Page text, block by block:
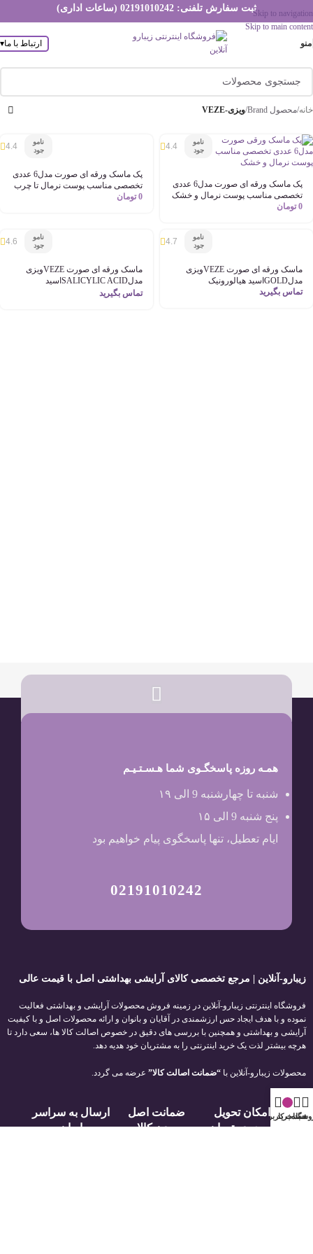
Skip to navigation
Skip to main content
ثبت سفارش تلفنی: 02191010242 (ساعات اداری)
منو ارتباط با ما▾
خانه/محصول Brand /ویزی-VEZE
نامو
جود
4.4
پک ماسک ورقه ای صورت مدل6 عددی
تخصصی مناسب پوست نرمال و خشک
0 تومان
نامو
جود
4.4
پک ماسک ورقه ای صورت مدل6 عددی
تخصصی مناسب پوست نرمال تا چرب
0 تومان
نامو
جود
4.7
ماسک ورقه ای صورت VEZEویزی
مدلGOLDاسید هیالورونیک
تماس بگیرید
نامو
جود
4.6
ماسک ورقه ای صورت VEZEویزی
مدلSALICYLIC ACIDاسید
سالیسیلیک
تماس بگیرید
همـه روزه پاسخگـوی شما هـسـتـیـم
شنبه تا چهارشنبه 9 الی ۱۹
پنج شنبه 9 الی ۱۵
ایام تعطیل، تنها پاسخگوی پیام خواهیم بود
02191010242
زیبارو-آنلاین | مرجع تخصصی کالای آرایشی بهداشتی اصل با قیمت عالی
فروشگاه اینترنتی زیبارو-آنلاین در زمینه فروش محصولات آرایشی و بهداشتی فعالیت
نموده و با هدف ایجاد حس ارزشمندی در آقایان و بانوان و ارائه محصولات اصل و با کیفیت
آرایشی و بهداشتی و همچنین با بررسی های دقیق در خصوص اصالت کالا ها، سعی دارد تا
هرچه بیشتر لذت یک خرید اینترنتی را به مشتریان خود هدیه دهد.
محصولات زیبارو-آنلاین با “ضمانت اصالت کالا” عرضه می گردد.
امکان تحویل
فوری در تهران
ضمانت اصل
بودن کالا
ارسال به سراسر
ایران
سبد خرید
حساب کاربری من